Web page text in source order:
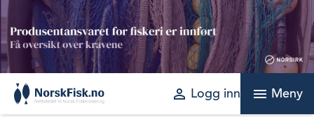
Skip
to
content
perm_identity Logg inn menu Meny